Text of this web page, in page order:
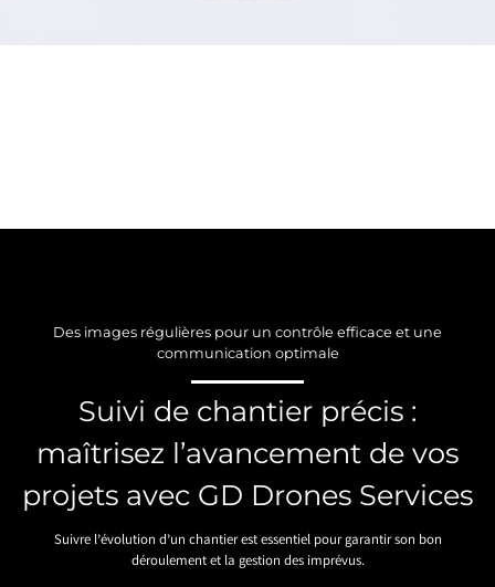
Des images régulières pour un contrôle efficace et une
communication optimale
Suivi de chantier précis :
maîtrisez l’avancement de vos
projets avec GD Drones Services
Suivre l’évolution d’un chantier est essentiel pour garantir son bon
déroulement et la gestion des imprévus.